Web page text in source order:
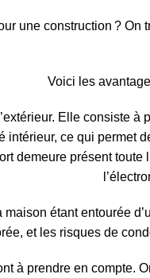
une construction ? On
Voici les
Elle consiste à
intérieur, ce qui permet
demeure présent toute
étant entourée
et les risques de
à prendre en compte.